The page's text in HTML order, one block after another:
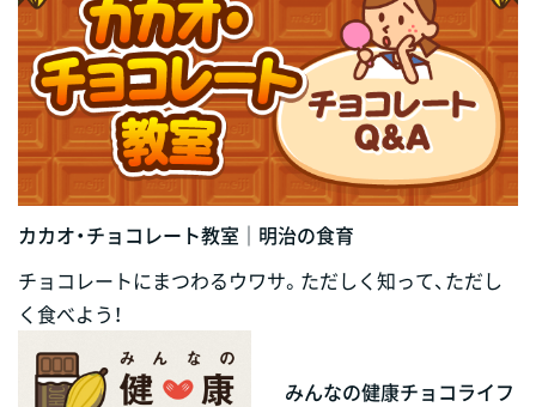
カカオ・チョコレート教室｜明治の食育
チョコレートにまつわるウワサ。ただしく知って、ただし
く食べよう！
みんなの健康チョコライフ